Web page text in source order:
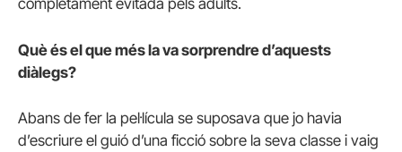
completament evitada pels adults.
Què és el que més la va sorprendre d’aquests
diàlegs?
Abans de fer la pel·lícula se suposava que jo havia
d’escriure el guió d’una ficció sobre la seva classe i vaig